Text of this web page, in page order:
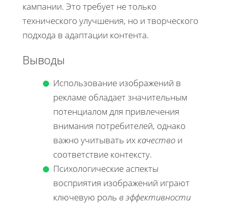
кампании. Это требует не только
технического улучшения, но и творческого
подхода в адаптации контента.
Выводы
Использование изображений в
рекламе обладает значительным
потенциалом для привлечения
внимания потребителей, однако
важно учитывать ихкачество и
соответствие контексту.
Психологические аспекты
восприятия изображений играют
ключевую роль в эффективности